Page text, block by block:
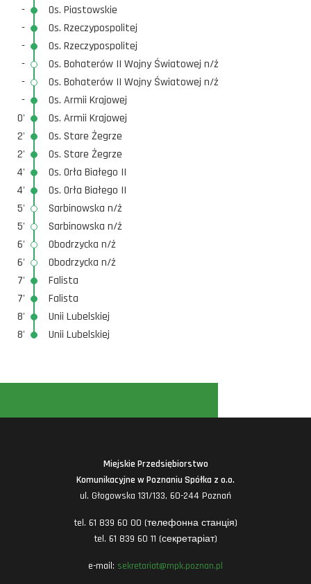
-
Os. Piastowskie
-
Os. Rzeczypospolitej
-
Os. Rzeczypospolitej
-
Os. Bohaterów II Wojny Światowej n/ż
-
Os. Bohaterów II Wojny Światowej n/ż
-
Os. Armii Krajowej
0'
Os. Armii Krajowej
2'
Os. Stare Żegrze
2'
Os. Stare Żegrze
4'
Os. Orła Białego II
4'
Os. Orła Białego II
5'
Sarbinowska n/ż
5'
Sarbinowska n/ż
6'
Obodrzycka n/ż
6'
Obodrzycka n/ż
7'
Falista
7'
Falista
8'
Unii Lubelskiej
8'
Unii Lubelskiej
Miejskie Przedsiębiorstwo
Komunikacyjne w Poznaniu Spółka z o.o.
ul. Głogowska 131/133, 60-244 Poznań
tel. 61 839 60 00 (телефонна станція)
tel. 61 839 60 11 (секретаріат)
e-mail: sekretariat@mpk.poznan.pl